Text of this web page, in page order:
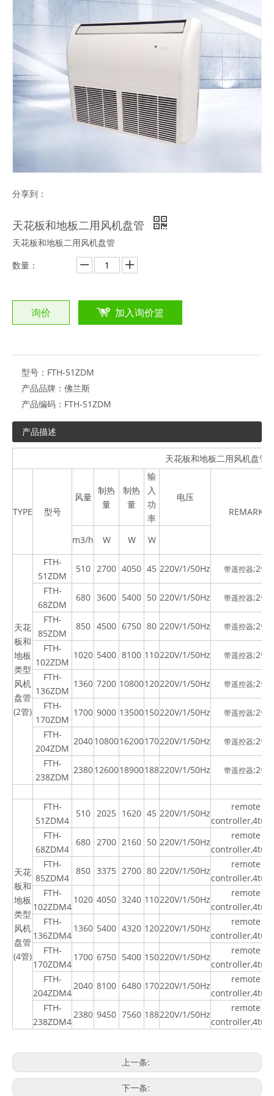
分享到：
天花板和地板二用风机盘管
天花板和地板二用风机盘管
数量：
询价 加入询价篮
型号： FTH-51ZDM
产品品牌： 佛兰斯
产品编码： FTH-51ZDM
产品描述
天花板和地板二用风机盘管
TYPE 型号
风量
制热
量
制热
量
输
入
功
率
电压
REMARK
m3/h W W W
天花
板和
地板
类型
风机
盘管
(2管)
FTH-
51ZDM
510 2700 4050 45 220V/1/50Hz 带遥控器;2管
FTH-
68ZDM
680 3600 5400 50 220V/1/50Hz 带遥控器;2管
FTH-
85ZDM
850 4500 6750 80 220V/1/50Hz 带遥控器;2管
FTH-
102ZDM
1020 5400 8100 110220V/1/50Hz 带遥控器;2管
FTH-
136ZDM
1360 7200 10800120220V/1/50Hz 带遥控器;2管
FTH-
170ZDM
1700 9000 13500150220V/1/50Hz 带遥控器;2管
FTH-
204ZDM
20401080016200170220V/1/50Hz 带遥控器;2管
FTH-
238ZDM
23801260018900188220V/1/50Hz 带遥控器;2管
天花
板和
地板
类型
风机
盘管
(4管)
FTH-
51ZDM4
510 2025 1620 45 220V/1/50Hz
remote
FTH-
68ZDM4
680 2700 2160 50 220V/1/50Hz
remote
FTH-
85ZDM4
850 3375 2700 80 220V/1/50Hz
remote
FTH-
102ZDM4
1020 4050 3240 110220V/1/50Hz
remote
FTH-
136ZDM4
1360 5400 4320 120220V/1/50Hz
remote
FTH-
170ZDM4
1700 6750 5400 150220V/1/50Hz
remote
FTH-
204ZDM4
2040 8100 6480 170220V/1/50Hz
remote
FTH-
238ZDM4
2380 9450 7560 188220V/1/50Hz
remote
上一条:
下一条: